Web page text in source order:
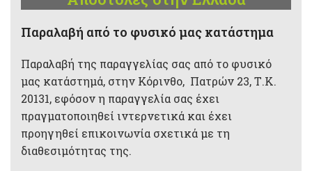
Παραλαβή από το φυσικό μας κατάστημα
Παραλαβή της παραγγελίας σας από το φυσικό
μας κατάστημά, στην Κόρινθο, Πατρών 23, Τ.Κ.
20131, εφόσον η παραγγελία σας έχει
πραγματοποιηθεί ιντερνετικά και έχει
προηγηθεί επικοινωνία σχετικά με τη
διαθεσιμότητας της.